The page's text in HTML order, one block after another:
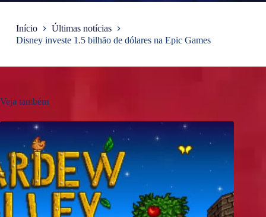
Início
Últimas notícias
Disney investe 1.5 bilhão de dólares na Epic Games
Veja também